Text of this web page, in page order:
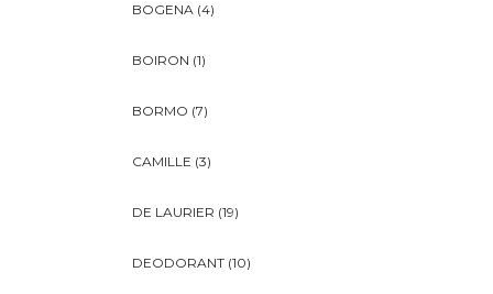
BOGENA (4)
BOIRON (1)
BORMO (7)
CAMILLE (3)
DE LAURIER (19)
DEODORANT (10)